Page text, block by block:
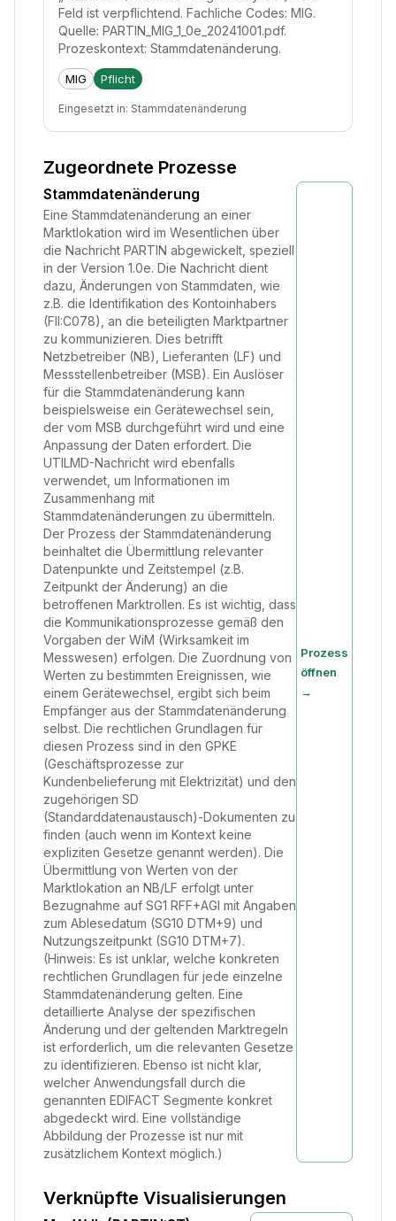
Feld ist verpflichtend. Fachliche Codes: MIG.
Quelle: PARTIN_MIG_1_0e_20241001.pdf.
Prozeskontext: Stammdatenänderung.
MIG Pflicht
Eingesetzt in: Stammdatenänderung
Zugeordnete Prozesse
Stammdatenänderung
Eine Stammdatenänderung an einer
Marktlokation wird im Wesentlichen über
die Nachricht PARTIN abgewickelt, speziell
in der Version 1.0e. Die Nachricht dient
dazu, Änderungen von Stammdaten, wie
z.B. die Identifikation des Kontoinhabers
(FII:C078), an die beteiligten Marktpartner
zu kommunizieren. Dies betrifft
Netzbetreiber (NB), Lieferanten (LF) und
Messstellenbetreiber (MSB). Ein Auslöser
für die Stammdatenänderung kann
beispielsweise ein Gerätewechsel sein,
der vom MSB durchgeführt wird und eine
Anpassung der Daten erfordert. Die
UTILMD-Nachricht wird ebenfalls
verwendet, um Informationen im
Zusammenhang mit
Stammdatenänderungen zu übermitteln.
Der Prozess der Stammdatenänderung
beinhaltet die Übermittlung relevanter
Datenpunkte und Zeitstempel (z.B.
Zeitpunkt der Änderung) an die
betroffenen Marktrollen. Es ist wichtig, dass
die Kommunikationsprozesse gemäß den
Vorgaben der WiM (Wirksamkeit im
Messwesen) erfolgen. Die Zuordnung von
Werten zu bestimmten Ereignissen, wie
einem Gerätewechsel, ergibt sich beim
Empfänger aus der Stammdatenänderung
selbst. Die rechtlichen Grundlagen für
diesen Prozess sind in den GPKE
(Geschäftsprozesse zur
Kundenbelieferung mit Elektrizität) und den
zugehörigen SD
(Standarddatenaustausch)-Dokumenten zu
finden (auch wenn im Kontext keine
expliziten Gesetze genannt werden). Die
Übermittlung von Werten von der
Marktlokation an NB/LF erfolgt unter
Bezugnahme auf SG1 RFF+AGI mit Angaben
zum Ablesedatum (SG10 DTM+9) und
Nutzungszeitpunkt (SG10 DTM+7).
(Hinweis: Es ist unklar, welche konkreten
rechtlichen Grundlagen für jede einzelne
Stammdatenänderung gelten. Eine
detaillierte Analyse der spezifischen
Änderung und der geltenden Marktregeln
ist erforderlich, um die relevanten Gesetze
zu identifizieren. Ebenso ist nicht klar,
welcher Anwendungsfall durch die
genannten EDIFACT Segmente konkret
abgedeckt wird. Eine vollständige
Abbildung der Prozesse ist nur mit
zusätzlichem Kontext möglich.)
Prozess
öffnen
→
Verknüpfte Visualisierungen